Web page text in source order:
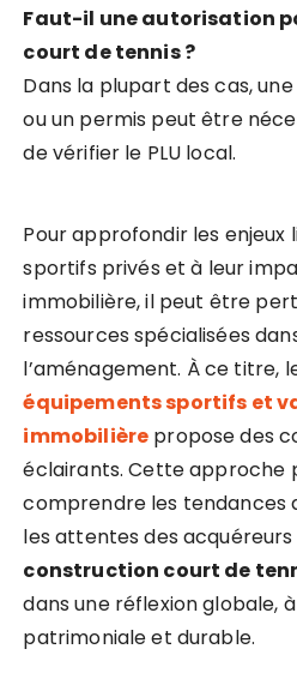
Faut-il une autorisation
court de tennis ?
Dans la plupart des cas,
ou un permis peut être
de vérifier le PLU local.
Pour approfondir les enjeux
sportifs privés et à leur
immobilière, il peut être
ressources spécialisées
l’aménagement. À ce titre,
équipements sportifs et
immobilière propose des
éclairants. Cette approche
comprendre les tendances
les attentes des acquéreurs
construction court de
dans une réflexion globale,
patrimoniale et durable.